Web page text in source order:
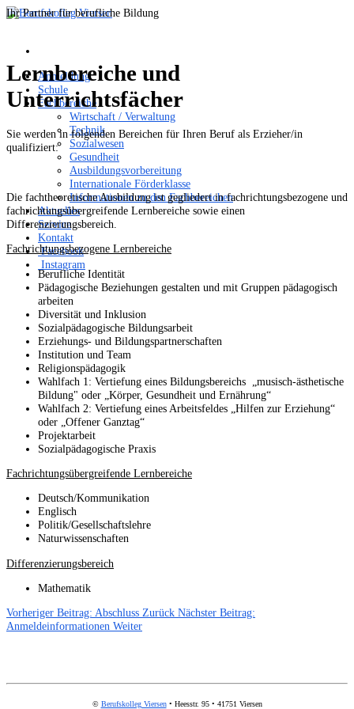
Ihr Partner für berufliche Bildung
Anmeldung
Schule
Fachbereiche
Wirtschaft / Verwaltung
Technik
Sozialwesen
Gesundheit
Ausbildungsvorbereitung
Internationale Förderklasse
Informationen zu den Fachbereichen
Aktuelles
Service
Kontakt
Facebook
Instagram
Lernbereiche und
Unterrichtsfächer
Sie werden in folgenden Bereichen für Ihren Beruf als Erzieher/in
qualifiziert:
Die fachtheoretische Ausbildung ist gegliedert in fachrichtungsbezogene und
fachrichtungsübergreifende Lernbereiche sowie einen
Differenzierungsbereich.
Fachrichtungsbezogene Lernbereiche
Berufliche Identität
Pädagogische Beziehungen gestalten und mit Gruppen pädagogisch
arbeiten
Diversität und Inklusion
Sozialpädagogische Bildungsarbeit
Erziehungs- und Bildungspartnerschaften
Institution und Team
Religionspädagogik
Wahlfach 1: Vertiefung eines Bildungsbereichs „musisch-ästhetische
Bildung" oder „Körper, Gesundheit und Ernährung“
Wahlfach 2: Vertiefung eines Arbeitsfeldes „Hilfen zur Erziehung“
oder „Offener Ganztag“
Projektarbeit
Sozialpädagogische Praxis
Fachrichtungsübergreifende Lernbereiche
Deutsch/Kommunikation
Englisch
Politik/Gesellschaftslehre
Naturwissenschaften
Differenzierungsbereich
Mathematik
Vorheriger Beitrag: Abschluss Zurück Nächster Beitrag:
Anmeldeinformationen Weiter
© Berufskolleg Viersen• Heesstr. 95 • 41751 Viersen